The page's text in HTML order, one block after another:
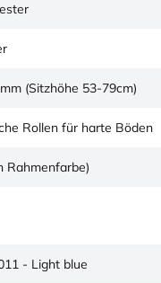
(Sitzhöhe 53-79cm)
Rollen für harte Böden
Rahmenfarbe)
- Light blue